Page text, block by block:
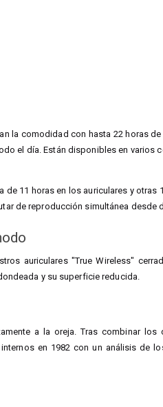
la comodidad con hasta 22 horas
el día. Están disponibles en
11 horas en los auriculares y otras
de reproducción simultánea
auriculares "True Wireless"
y su superficie reducida.
a la oreja. Tras combinar
en 1982 con un análisis de